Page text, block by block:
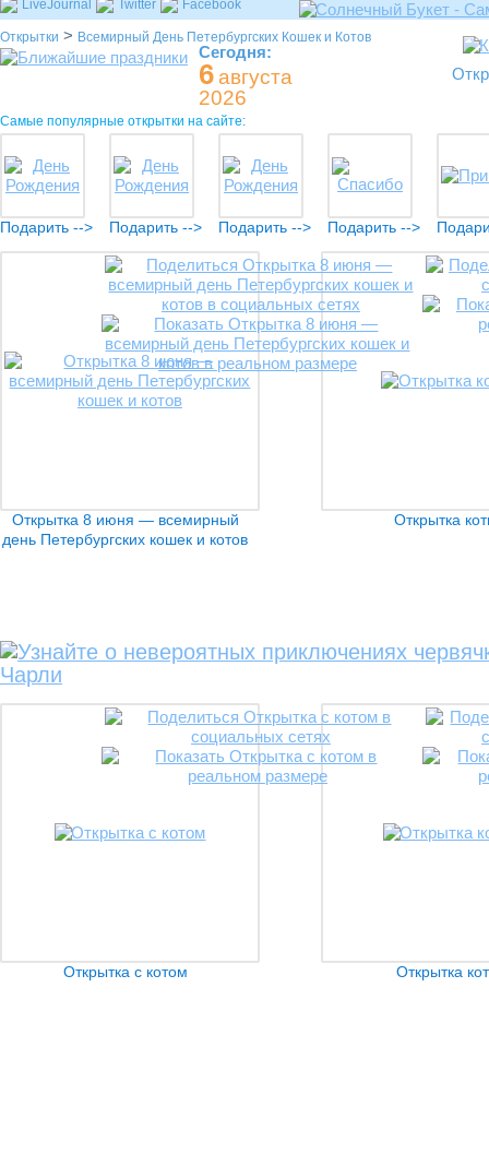
LiveJournal Twitter Facebook
Открытки > Всемирный День Петербургских Кошек и Котов
Сегодня:
6августа
2026
Самые популярные открытки на сайте:
Подарить --> Подарить --> Подарить --> Подарить -->
Открытка 8 июня — всемирный
день Петербургских кошек и котов
Открытка
Открытка с котом Открытка